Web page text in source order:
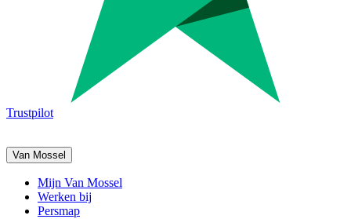
Trustpilot
Van Mossel
Mijn Van Mossel
Werken bij
Persmap